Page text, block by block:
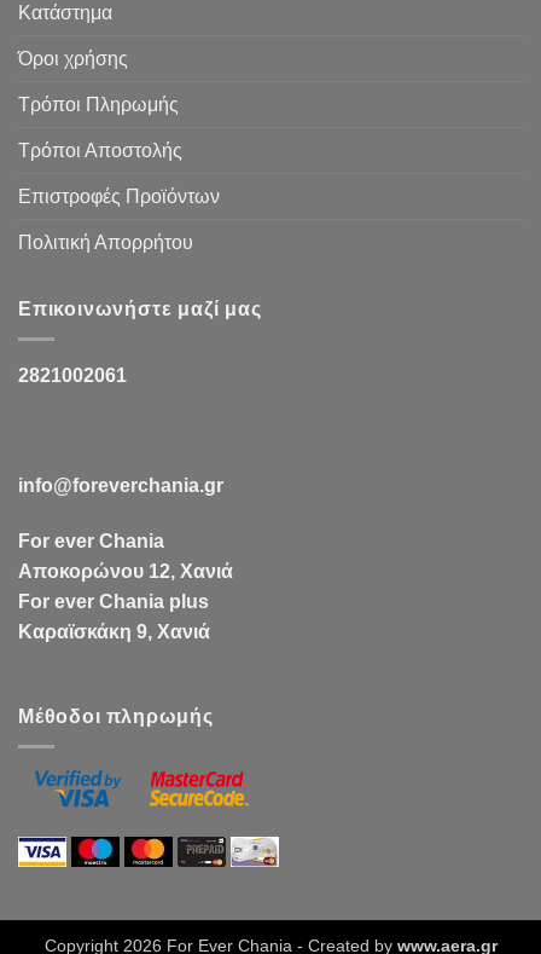
Κατάστημα
Όροι χρήσης
Τρόποι Πληρωμής
Τρόποι Αποστολής
Επιστροφές Προϊόντων
Πολιτική Απορρήτου
Επικοινωνήστε μαζί μας
2821002061
info@foreverchania.gr
For ever Chania
Αποκορώνου 12, Χανιά
For ever Chania plus
Καραϊσκάκη 9, Χανιά
Μέθοδοι πληρωμής
Copyright 2026 For Ever Chania - Created by www.aera.gr